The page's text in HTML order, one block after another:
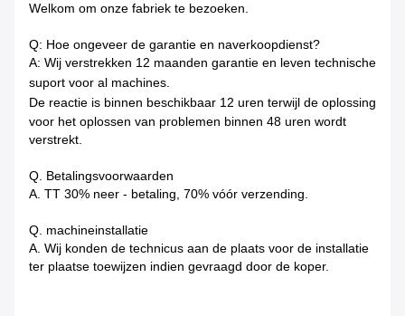
Welkom om onze fabriek te bezoeken.
Q: Hoe ongeveer de garantie en naverkoopdienst?
A: Wij verstrekken 12 maanden garantie en leven technische
suport voor al machines.
De reactie is binnen beschikbaar 12 uren terwijl de oplossing
voor het oplossen van problemen binnen 48 uren wordt
verstrekt.
Q. Betalingsvoorwaarden
A. TT 30% neer - betaling, 70% vóór verzending.
Q. machineinstallatie
A. Wij konden de technicus aan de plaats voor de installatie
ter plaatse toewijzen indien gevraagd door de koper.